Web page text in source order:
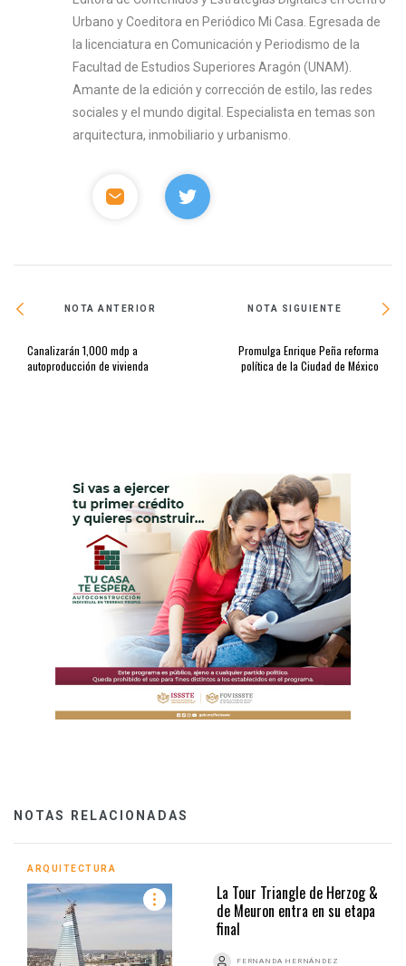
Urbano y Coeditora en Periódico Mi Casa. Egresada de
la licenciatura en Comunicación y Periodismo de la
Facultad de Estudios Superiores Aragón (UNAM).
Amante de la edición y corrección de estilo, las redes
sociales y el mundo digital. Especialista en temas son
arquitectura, inmobiliario y urbanismo.
NOTA ANTERIOR
Canalizarán 1,000 mdp a
autoproducción de vivienda
NOTA SIGUIENTE
Promulga Enrique Peña reforma
política de la Ciudad de México
NOTAS RELACIONADAS
ARQUITECTURA
La Tour Triangle de Herzog &
de Meuron entra en su etapa
final
FERNANDA HERNÁNDEZ